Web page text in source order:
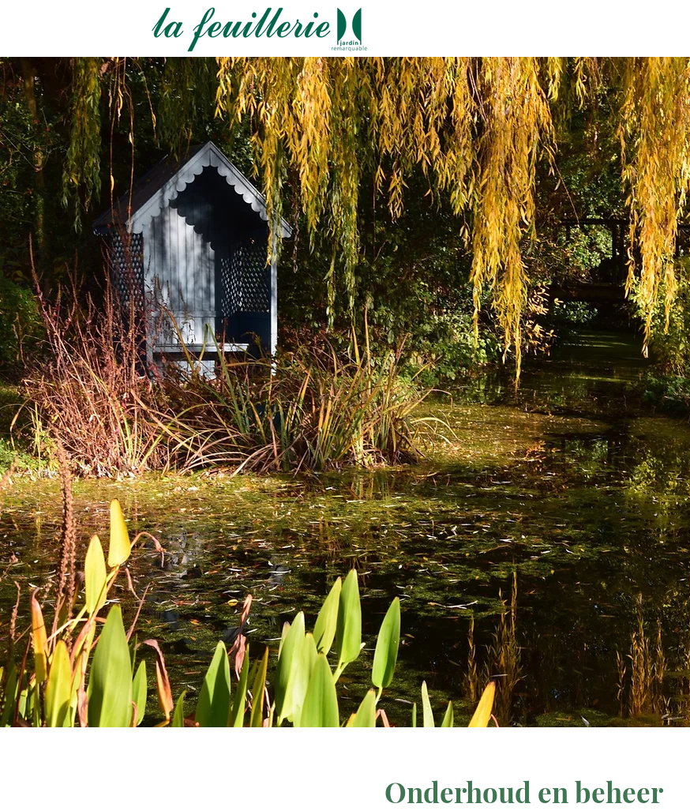
Onderhoud en beheer